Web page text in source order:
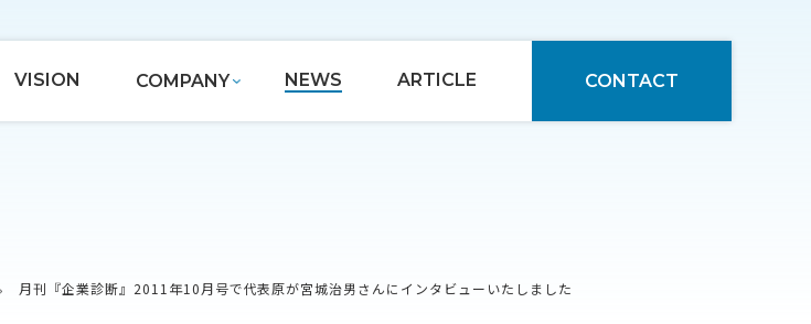
VISION COMPANY NEWS ARTICLE CONTACT
月刊『企業診断』2011年10月号で代表原が宮城治男さんにインタビューいたしました